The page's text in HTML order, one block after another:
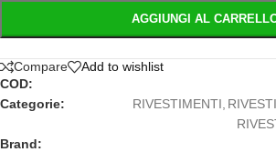
AGGIUNGI AL
Compare
Add to wishlist
COD:
Categorie:
RIVESTIMENTI
Brand: